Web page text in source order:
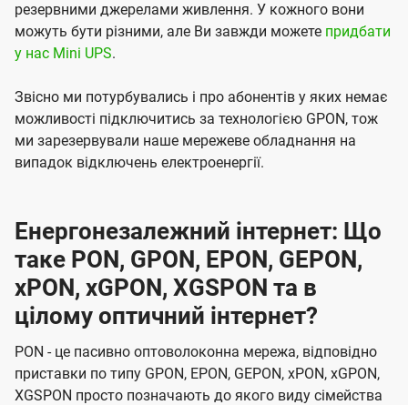
резервними джерелами живлення. У кожного вони
можуть бути різними, але Ви завжди можете придбати
у нас Mini UPS.
Звісно ми потурбувались і про абонентів у яких немає
можливості підключитись за технологією GPON, тож
ми зарезервували наше мережеве обладнання на
випадок відключень електроенергії.
Енергонезалежний інтернет: Що
таке PON, GPON, EPON, GEPON,
xPON, xGPON, XGSPON та в
цілому оптичний інтернет?
PON - це пасивно оптоволоконна мережа, відповідно
приставки по типу GPON, EPON, GEPON, xPON, xGPON,
XGSPON просто позначають до якого виду сімейства